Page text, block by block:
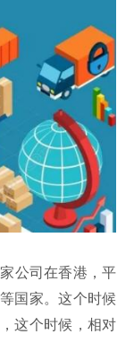
公司在香港，平
国家。这个时候
这个时候，相对